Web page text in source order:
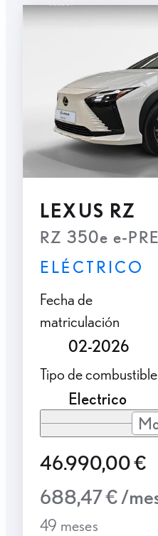
LEXUS RZ
RZ 350e e-
ELÉCTRICO
Fecha de
matriculación
02-2026
Tipo de combustible
Electrico
46.990,00 €
688,47 € /
49 meses